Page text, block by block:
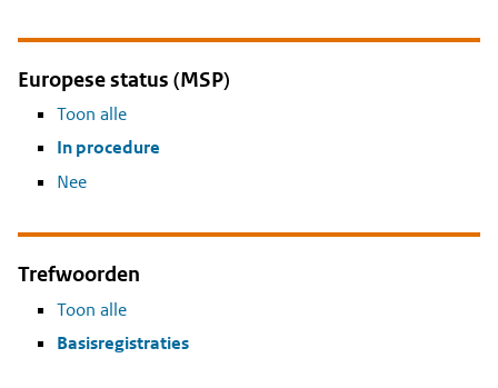
Europese status (MSP)
Toon alle
In procedure
Nee
Trefwoorden
Toon alle
Basisregistraties